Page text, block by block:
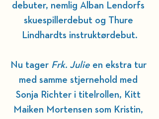
debuter, nemlig Alban Lendorfs
skuespillerdebut og Thure
Lindhardts instruktørdebut.
Nu tager Frk. Julie en ekstra tur
med samme stjernehold med
Sonja Richter i titelrollen, Kitt
Maiken Mortensen som Kristin,